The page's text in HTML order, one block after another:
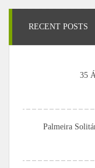
RECENT POSTS
35
Palmeira